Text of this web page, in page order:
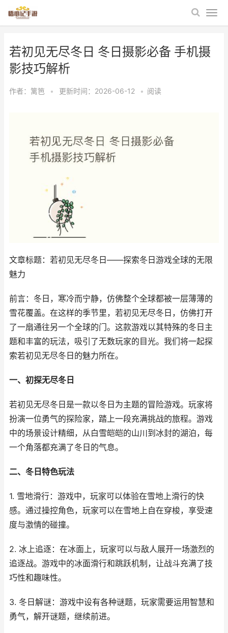
若初见无尽冬日 冬日摄影必备 手机摄
影技巧解析
作者： 篱笆 • 更新时间：2026-06-12 • 阅读
文章标题：若初见无尽冬日——探索冬日游戏全球的无限
魅力
前言：冬日，寒冷而宁静，仿佛整个全球都被一层薄薄的
雪花覆盖。在这样的季节里，若初见无尽冬日，仿佛打开
了一扇通往另一个全球的门。这款游戏以其特殊的冬日主
题和丰富的玩法，吸引了无数玩家的目光。我们将一起探
索若初见无尽冬日的魅力所在。
一、初探无尽冬日
若初见无尽冬日是一款以冬日为主题的冒险游戏。玩家将
扮演一位勇气的探险家，踏上一段充满挑战的旅程。游戏
中的场景设计精细，从白雪皑皑的山川到冰封的湖泊，每
一个角落都充满了冬日的气息。
二、冬日特色玩法
1. 雪地滑行：游戏中，玩家可以体验在雪地上滑行的快
感。通过操控角色，玩家可以在雪地上自在穿梭，享受速
度与激情的碰撞。
2. 冰上追逐：在冰面上，玩家可以与敌人展开一场激烈的
追逐战。游戏中的冰面滑行和跳跃机制，让战斗充满了技
巧性和趣味性。
3. 冬日解谜：游戏中设有各种谜题，玩家需要运用智慧和
勇气，解开谜题，继续前进。